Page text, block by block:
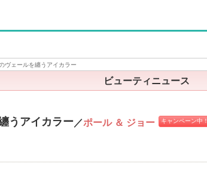
ヴェールを纏うアイカラー
ビューティニュース
うアイカラー／ポール ＆ ジョー キャンペーン中！